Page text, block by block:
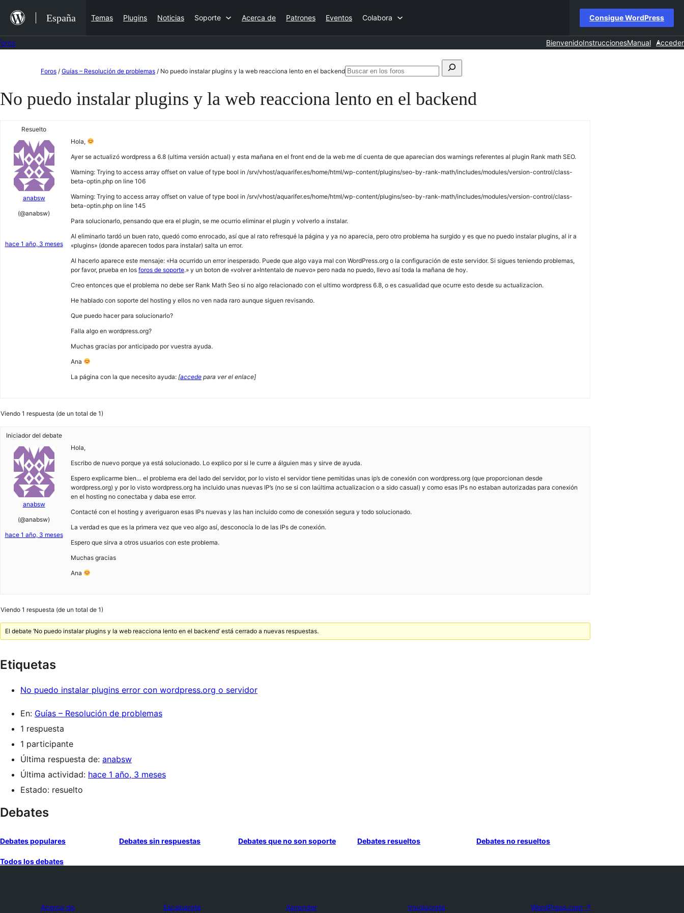
contenido
España Temas Plugins Noticias Soporte Acerca de Patrones Eventos Colabora Consigue WordPress
BienvenidoInstruccionesManual Acceder
contenido
Foros / Guías – Resolución de problemas / No puedo instalar plugins y la web reacciona lento en el backendBuscar:
Buscar
foros
No puedo instalar plugins y la web reacciona lento en el backend
Resuelto
anabsw
(@anabsw)
hace 1 año, 3 meses
Hola,
Ayer se actualizó wordpress a 6.8 (ultima versión actual) y esta mañana en el front end de la web me dí cuenta de que aparecian dos warnings referentes al plugin Rank math SEO.
Warning: Trying to access array offset on value of type bool in /srv/vhost/aquarifer.es/home/html/wp-content/plugins/seo-by-rank-math/includes/modules/version-control/class-
beta-optin.php on line 106
Warning: Trying to access array offset on value of type bool in /srv/vhost/aquarifer.es/home/html/wp-content/plugins/seo-by-rank-math/includes/modules/version-control/class-
beta-optin.php on line 145
Para solucionarlo, pensando que era el plugin, se me ocurrio eliminar el plugin y volverlo a instalar.
Al eliminarlo tardó un buen rato, quedó como enrocado, así que al rato refresqué la página y ya no aparecia, pero otro problema ha surgido y es que no puedo instalar plugins, al ir a
«plugins» (donde aparecen todos para instalar) salta un error.
Al hacerlo aparece este mensaje: «Ha ocurrido un error inesperado. Puede que algo vaya mal con WordPress.org o la configuración de este servidor. Si sigues teniendo problemas,
por favor, prueba en los foros de soporte.» y un boton de «volver a»Intentalo de nuevo» pero nada no puedo, llevo así toda la mañana de hoy.
Creo entonces que el problema no debe ser Rank Math Seo si no algo relacionado con el ultimo wordpress 6.8, o es casualidad que ocurre esto desde su actualizacion.
He hablado con soporte del hosting y ellos no ven nada raro aunque siguen revisando.
Que puedo hacer para solucionarlo?
Falla algo en wordpress.org?
Muchas gracias por anticipado por vuestra ayuda.
Ana
La página con la que necesito ayuda: [accede para ver el enlace]
Viendo 1 respuesta (de un total de 1)
Iniciador del debate
anabsw
(@anabsw)
hace 1 año, 3 meses
Hola,
Escribo de nuevo porque ya está solucionado. Lo explico por si le curre a álguien mas y sirve de ayuda.
Espero explicarme bien… el problema era del lado del servidor, por lo visto el servidor tiene pemitidas unas ip’s de conexión con wordpress.org (que proporcionan desde
wordpress.org) y por lo visto wordpress.org ha incluido unas nuevas IP’s (no se si con laúltima actualizacion o a sido casual) y como esas IPs no estaban autorizadas para conexión
en el hosting no conectaba y daba ese error.
Contacté con el hosting y averiguaron esas IPs nuevas y las han incluido como de conesxión segura y todo solucionado.
La verdad es que es la primera vez que veo algo así, desconocía lo de las IPs de conexión.
Espero que sirva a otros usuarios con este problema.
Muchas gracias
Ana
Viendo 1 respuesta (de un total de 1)
El debate ‘No puedo instalar plugins y la web reacciona lento en el backend’ está cerrado a nuevas respuestas.
Etiquetas
No puedo instalar plugins error con wordpress.org o servidor
En: Guías – Resolución de problemas
1 respuesta
1 participante
Última respuesta de: anabsw
Última actividad: hace 1 año, 3 meses
Estado: resuelto
Debates
Debates populares Debates sin respuestas Debates que no son soporte Debates resueltos Debates no resueltos
Todos los debates
Acerca de Escaparate Aprender Involúcrate WordPress.com ↗